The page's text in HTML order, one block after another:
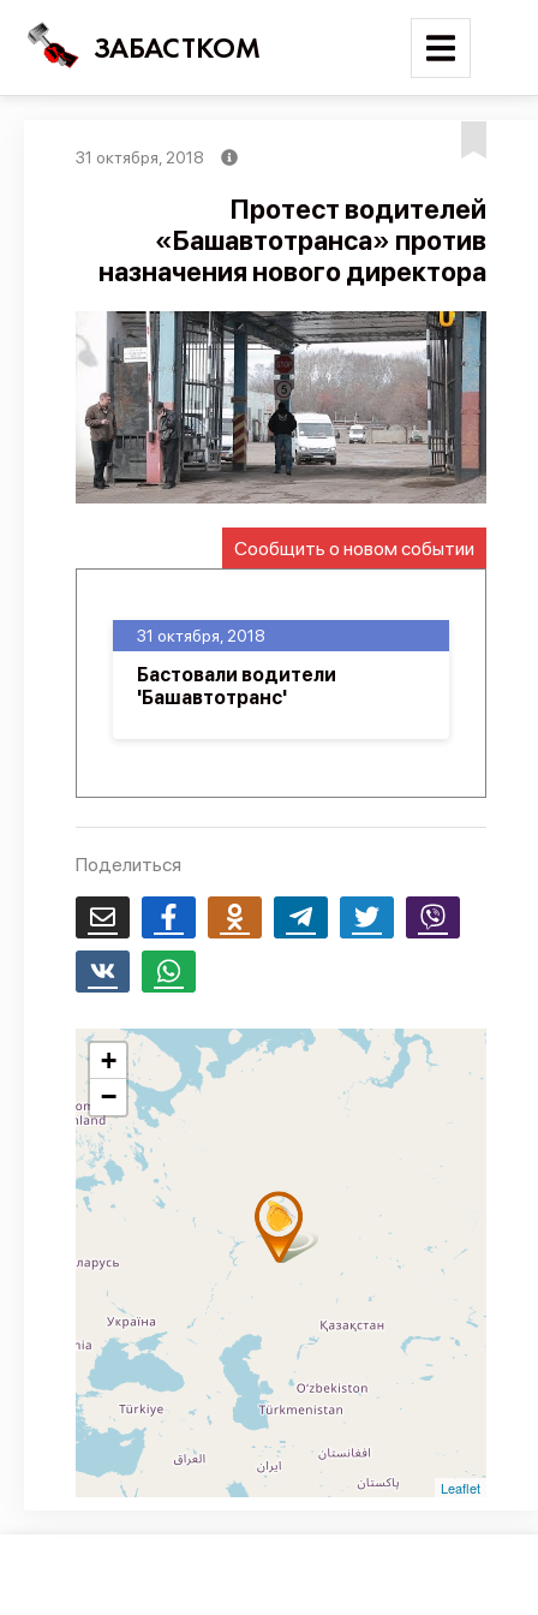
ЗАБАСТКОМ
Поиск
Новости
Карта событий
Трудовые конфликты
Отчеты
Предложить публикацию
Справочник
API
О проекте
31 октября, 2018
Протест водителей
«Башавтотранса» против
назначения нового директора
Сообщить о новом событии
31 октября, 2018
Бастовали водители
'Башавтотранс'
Поделиться
+
−
Leaflet